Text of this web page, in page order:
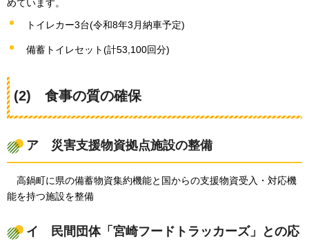
めています。
トイレカー3台(令和8年3月納車予定)
備蓄トイレセット(計53,100回分)
(2) 食事の質の確保
ア 災害支援物資拠点施設の整備
高鍋町に県の備蓄物資集約機能と国からの支援物資受入・対応機
能を持つ施設を整備
イ
民間団体「宮崎フードトラッカーズ」との応